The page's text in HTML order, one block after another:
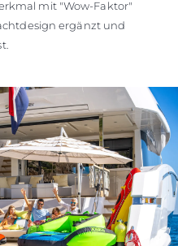
mit "Wow-Faktor"
ergänzt und